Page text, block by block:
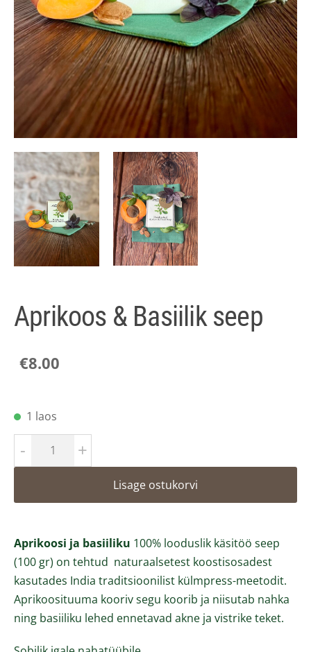
Aprikoos & Basiilik seep
€8.00
1 laos
- +
Lisage ostukorvi
Aprikoosi ja basiiliku 100% looduslik käsitöö seep
(100 gr) on tehtud naturaalsetest koostisosadest
kasutades India traditsioonilist külmpress-meetodit.
Aprikoosituuma kooriv segu koorib ja niisutab nahka
ning basiiliku lehed ennetavad akne ja vistrike teket.